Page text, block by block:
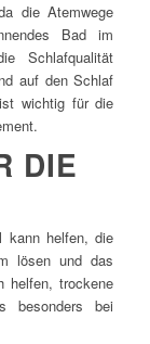
die Atemwege
Bad im
Schlafqualität
auf den Schlaf
wichtig für die
DIE
kann helfen, die
lösen und das
helfen, trockene
besonders bei